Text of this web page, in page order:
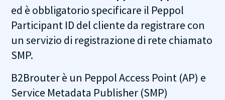
ed è obbligatorio specificare il Peppol
Participant ID del cliente da registrare con
un servizio di registrazione di rete chiamato
SMP.
B2Brouter è un Peppol Access Point (AP) e
Service Metadata Publisher (SMP)